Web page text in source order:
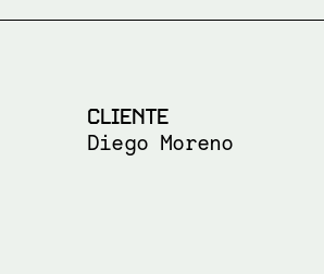
CLIENTE
Diego Moreno